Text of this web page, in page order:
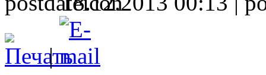
|